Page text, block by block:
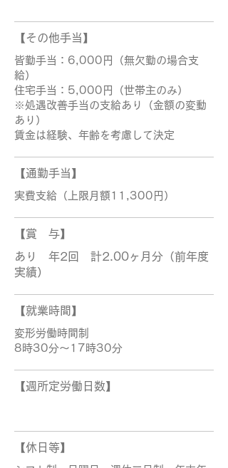
【その他手当】
皆勤手当：6,000円（無欠勤の場合支
給）
住宅手当：5,000円（世帯主のみ）
※処遇改善手当の支給あり（金額の変動
あり）
賃金は経験、年齢を考慮して決定
【通勤手当】
実費支給（上限月額11,300円）
【賞 与】
あり 年2回 計2.00ヶ月分（前年度
実績）
【就業時間】
変形労働時間制
8時30分〜17時30分
【週所定労働日数】
【休日等】